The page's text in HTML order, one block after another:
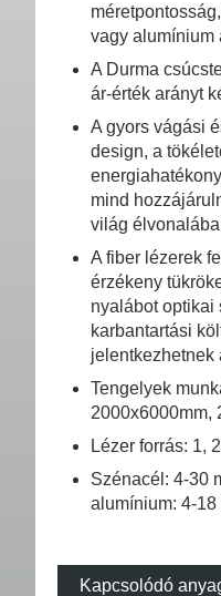
vagy alumínium
A Durma
ár-érték arányt
A gyors vágási
design, a
mind
világ
A fiber lézerek
érzékeny
nyalábot optikai
karbantartási
jelentkezhetnek
Tengelyek
2000x6000mm,
Lézer forrás: 1,
Szénacél: 4-30
alumínium: 4-18
Kapcsolódó